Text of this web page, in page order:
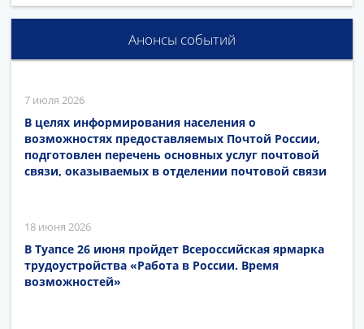
Анонсы событий
7 июля 2026
В целях информирования населения о
возможностях предоставляемых Почтой России,
подготовлен перечень основных услуг почтовой
связи, оказываемых в отделении почтовой связи
18 июня 2026
В Туапсе 26 июня пройдет Всероссийская ярмарка
трудоустройства «Работа в России. Время
возможностей»